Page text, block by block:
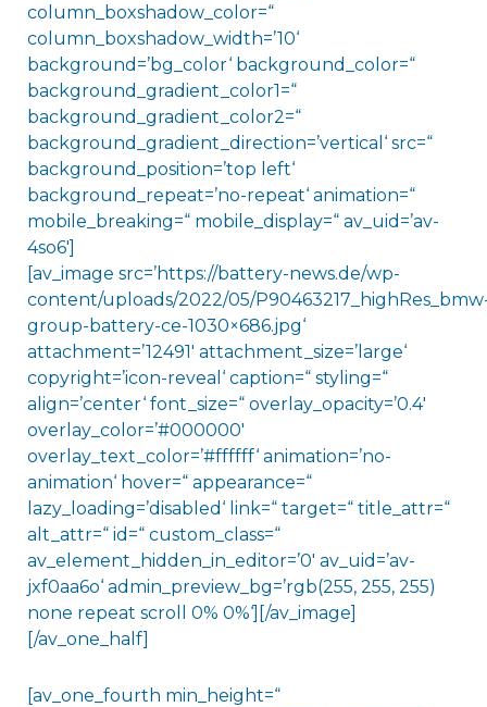
column_boxshadow_color=“
column_boxshadow_width=’10‘
background=’bg_color‘ background_color=“
background_gradient_color1=“
background_gradient_color2=“
background_gradient_direction=’vertical‘ src=“
background_position=’top left‘
background_repeat=’no-repeat‘ animation=“
mobile_breaking=“ mobile_display=“ av_uid=’av-
4so6′]
[av_image src=’https://battery-news.de/wp-
content/uploads/2022/05/
group-battery-ce-1030×686.jpg‘
attachment=’12491′ attachment_size=’large‘
copyright=’icon-reveal‘ caption=“ styling=“
align=’center‘ font_size=“ overlay_opacity=’0.4′
overlay_color=’#000000′
overlay_text_color=’#ffffff‘ animation=’no-
animation‘ hover=“ appearance=“
lazy_loading=’disabled‘ link=“ target=“ title_attr=“
alt_attr=“ id=“ custom_class=“
av_element_hidden_in_editor=’0′ av_uid=’av-
jxf0aa6o‘ admin_preview_bg=’rgb(255, 255, 255)
none repeat scroll 0% 0%‘][/av_image]
[/av_one_half]
[av_one_fourth min_height=“